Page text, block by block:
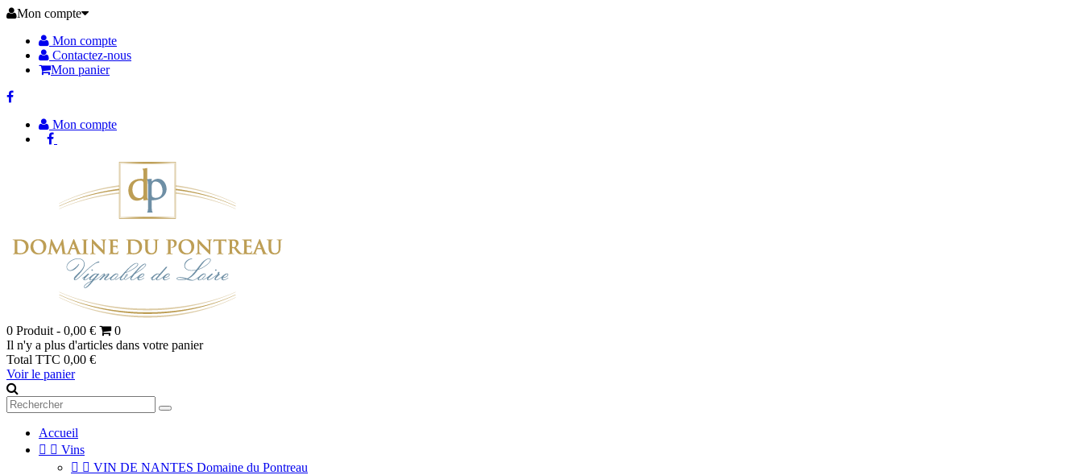
Mon compte
Mon compte
Contactez-nous
Mon panier
Mon compte
0 Produit - 0,00 €
0
Il n'y a plus d'articles dans votre panier
Total TTC 0,00 €
Voir le panier
Accueil
  Vins
  VIN DE NANTES Domaine du Pontreau